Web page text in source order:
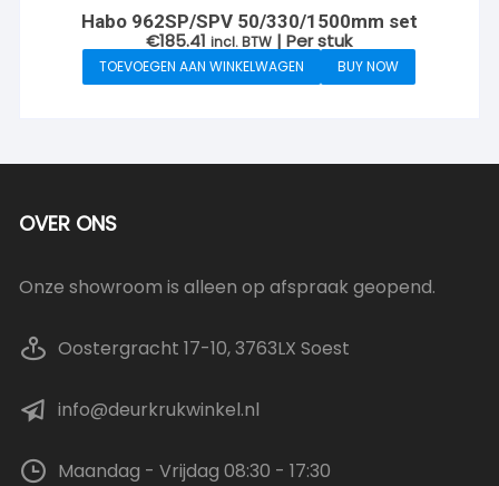
Habo 962SP/SPV 50/330/1500mm set
€185.41 incl. BTW | Per stuk
TOEVOEGEN AAN WINKELWAGEN BUY NOW
OVER ONS
Onze showroom is alleen op afspraak geopend.
Oostergracht 17-10, 3763LX Soest
info@deurkrukwinkel.nl
Maandag - Vrijdag 08:30 - 17:30